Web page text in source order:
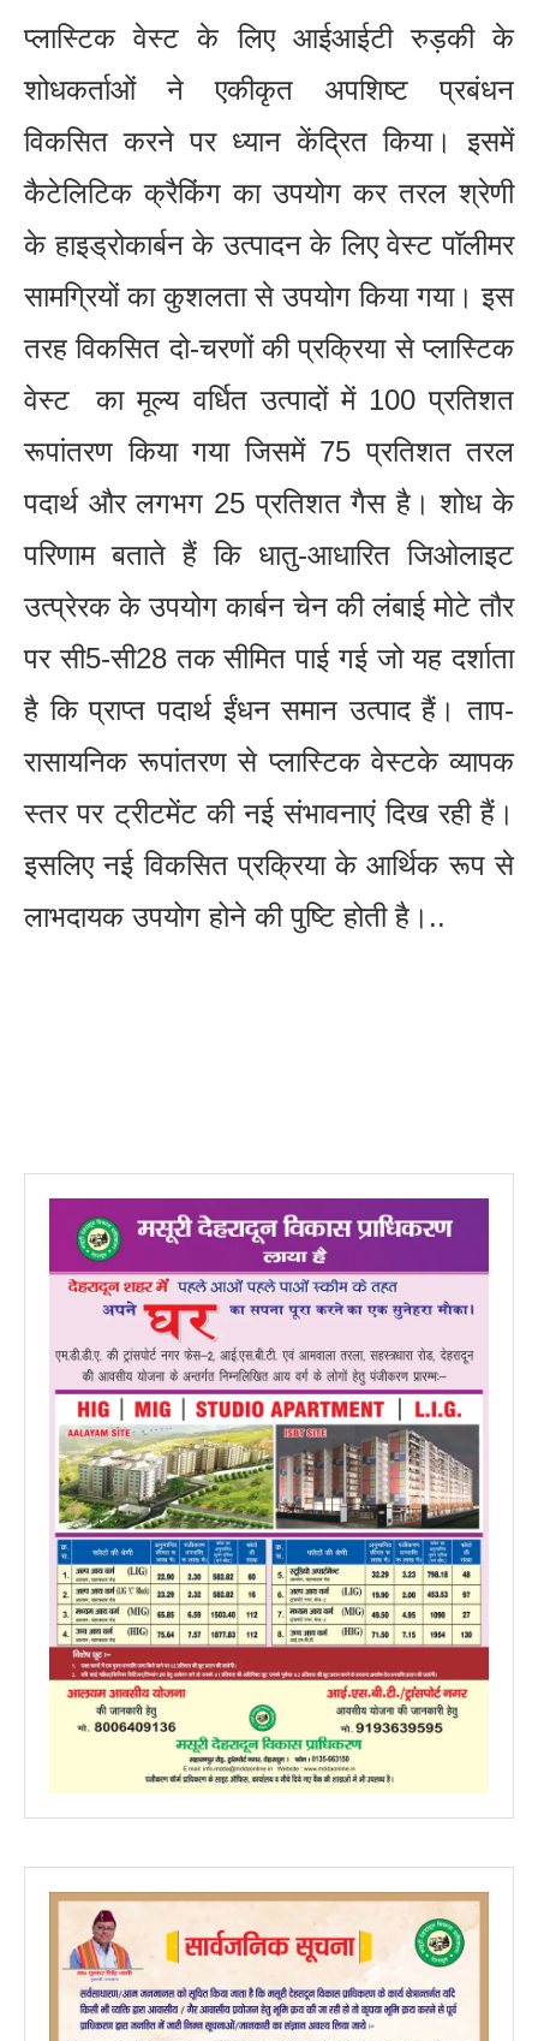
प्लास्टिक वेस्ट के लिए आईआईटी रुड़की के
शोधकर्ताओं ने एकीकृत अपशिष्ट प्रबंधन
विकसित करने पर ध्यान केंद्रित किया। इसमें
कैटेलिटिक क्रैकिंग का उपयोग कर तरल श्रेणी
के हाइड्रोकार्बन के उत्पादन के लिए वेस्ट पाॅलीमर
सामग्रियों का कुशलता से उपयोग किया गया। इस
तरह विकसित दो-चरणों की प्रक्रिया से प्लास्टिक
वेस्ट का मूल्य वर्धित उत्पादों में 100 प्रतिशत
रूपांतरण किया गया जिसमें 75 प्रतिशत तरल
पदार्थ और लगभग 25 प्रतिशत गैस है। शोध के
परिणाम बताते हैं कि धातु-आधारित जिओलाइट
उत्प्रेरक के उपयोग कार्बन चेन की लंबाई मोटे तौर
पर सी5-सी28 तक सीमित पाई गई जो यह दर्शाता
है कि प्राप्त पदार्थ ईंधन समान उत्पाद हैं। ताप-
रासायनिक रूपांतरण से प्लास्टिक वेस्टके व्यापक
स्तर पर ट्रीटमेंट की नई संभावनाएं दिख रही हैं।
इसलिए नई विकसित प्रक्रिया के आर्थिक रूप से
लाभदायक उपयोग होने की पुष्टि होती है।..